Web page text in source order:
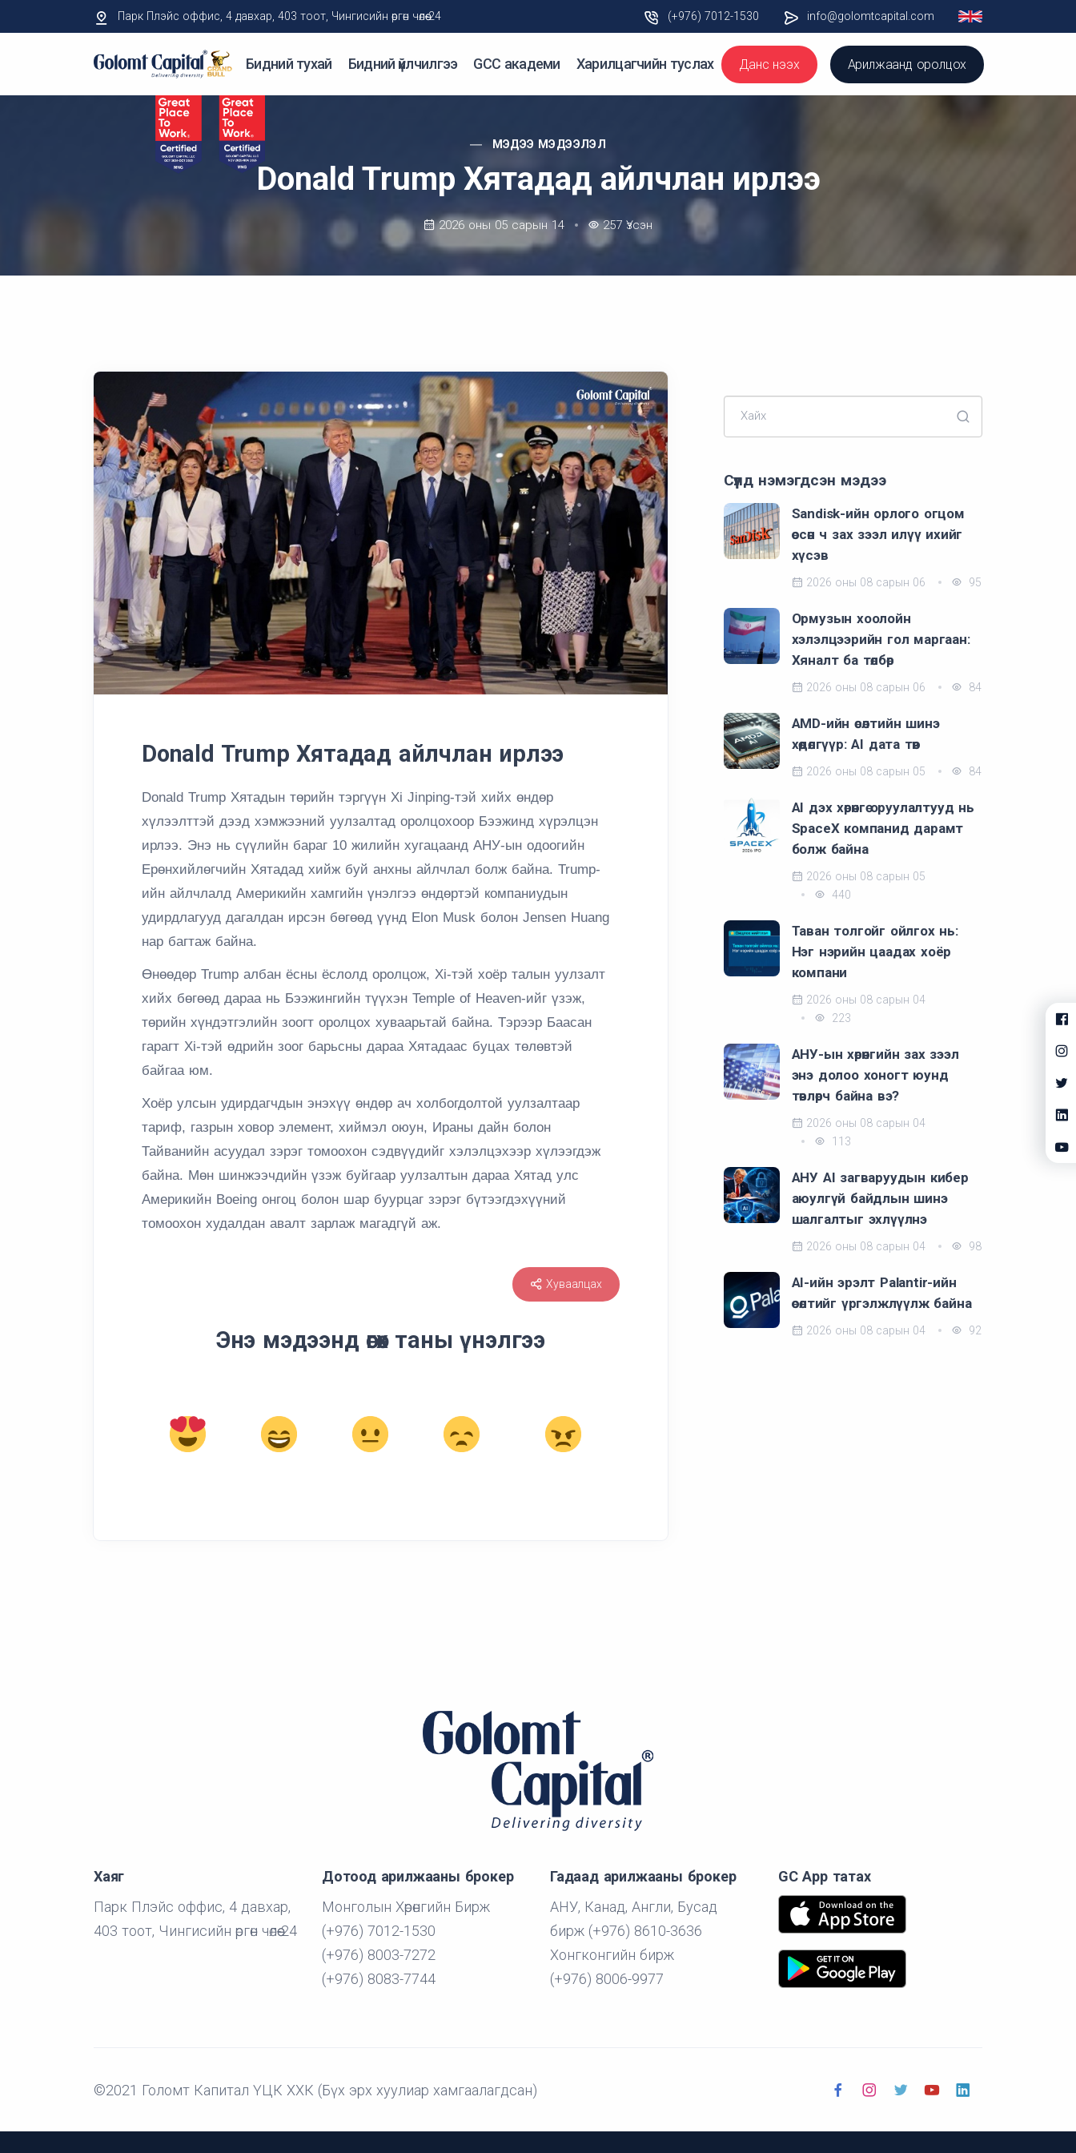
Парк Плэйс оффис, 4 давхар, 403 тоот, Чингисийн өргөн чөлөө-24 (+976) 7012-1530 info@golomtcapital.com
Бидний тухай Бидний үйлчилгээ GCC академи Харилцагчийн туслах Данс нээх Арилжаанд оролцох
МЭДЭЭ МЭДЭЭЛЭЛ
Donald Trump Хятадад айлчлан ирлээ
2026 оны 05 сарын 14 257 Үзсэн
Donald Trump Хятадад айлчлан ирлээ
Donald Trump Хятадын төрийн тэргүүн Xi Jinping-тэй хийх өндөр
хүлээлттэй дээд хэмжээний уулзалтад оролцохоор Бээжинд хүрэлцэн
ирлээ. Энэ нь сүүлийн бараг 10 жилийн хугацаанд АНУ-ын одоогийн
Ерөнхийлөгчийн Хятадад хийж буй анхны айлчлал болж байна. Trump-
ийн айлчлалд Америкийн хамгийн үнэлгээ өндөртэй компаниудын
удирдлагууд дагалдан ирсэн бөгөөд үүнд Elon Musk болон Jensen Huang
нар багтаж байна.
Өнөөдөр Trump албан ёсны ёслолд оролцож, Xi-тэй хоёр талын уулзалт
хийх бөгөөд дараа нь Бээжингийн түүхэн Temple of Heaven-ийг үзэж,
төрийн хүндэтгэлийн зоогт оролцох хуваарьтай байна. Тэрээр Баасан
гарагт Xi-тэй өдрийн зоог барьсны дараа Хятадаас буцах төлөвтэй
байгаа юм.
Хоёр улсын удирдагчдын энэхүү өндөр ач холбогдолтой уулзалтаар
тариф, газрын ховор элемент, хиймэл оюун, Ираны дайн болон
Тайванийн асуудал зэрэг томоохон сэдвүүдийг хэлэлцэхээр хүлээгдэж
байна. Мөн шинжээчдийн үзэж буйгаар уулзалтын дараа Хятад улс
Америкийн Boeing онгоц болон шар буурцаг зэрэг бүтээгдэхүүний
томоохон худалдан авалт зарлаж магадгүй аж.
Хуваалцах
Энэ мэдээнд өгөх таны үнэлгээ
Хайх
Сүүлд нэмэгдсэн мэдээ
Sandisk-ийн орлого огцом
өссөн ч зах зээл илүү ихийг
хүсэв
2026 оны 08 сарын 06 95
Ормузын хоолойн
хэлэлцээрийн гол маргаан:
Хяналт ба төлбөр
2026 оны 08 сарын 06 84
AMD-ийн өсөлтийн шинэ
хөдөлгүүр: AI дата төв
2026 оны 08 сарын 05 84
AI дэх хөрөнгө оруулалтууд нь
SpaceX компанид дарамт
болж байна
2026 оны 08 сарын 05
440
Таван толгойг ойлгох нь:
Нэг нэрийн цаадах хоёр
компани
2026 оны 08 сарын 04
223
АНУ-ын хөрөнгийн зах зээл
энэ долоо хоногт юунд
төвлөрч байна вэ?
2026 оны 08 сарын 04
113
АНУ AI загваруудын кибер
аюулгүй байдлын шинэ
шалгалтыг эхлүүлнэ
2026 оны 08 сарын 04 98
AI-ийн эрэлт Palantir-ийн
өсөлтийг үргэлжлүүлж байна
2026 оны 08 сарын 04 92
Хаяг
Парк Плэйс оффис, 4 давхар,
403 тоот, Чингисийн өргөн чөлөө-24
Дотоод арилжааны брокер
Монголын Хөрөнгийн Бирж
(+976) 7012-1530
(+976) 8003-7272
(+976) 8083-7744
Гадаад арилжааны брокер
АНУ, Канад, Англи, Бусад
бирж (+976) 8610-3636
Хонгконгийн бирж
(+976) 8006-9977
GC App татах
©2021 Голомт Капитал ҮЦК ХХК (Бүх эрх хуулиар хамгаалагдсан)